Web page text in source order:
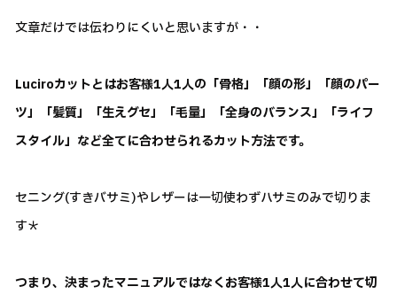
文章だけでは伝わりにくいと思いますが・・
Luciroカットとはお客様1人1人の「骨格」「顔の形」「顔のパー
ツ」「髪質」「生えグセ」「毛量」「全身のバランス」「ライフ
スタイル」など全てに合わせられるカット方法です。
セニング(すきバサミ)やレザーは一切使わずハサミのみで切りま
す＊
つまり、決まったマニュアルではなくお客様1人1人に合わせて切